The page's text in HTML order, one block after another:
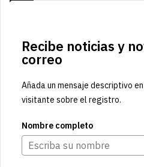
Recibe noticias y
correo
Añada un mensaje descriptivo
visitante sobre el registro.
Nombre completo